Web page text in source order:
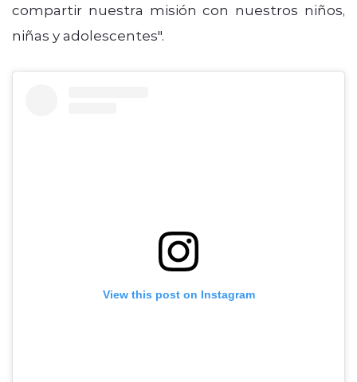
compartir nuestra misión con nuestros niños,
niñas y adolescentes".
View this post on Instagram